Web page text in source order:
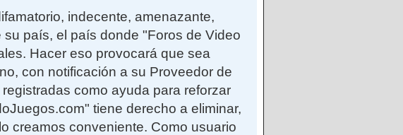
indecente, amenazante,
país, el país donde "Foros de Video
Hacer eso provocará que sea
con notificación a su Proveedor de
como ayuda para reforzar
tiene derecho a eliminar,
creamos conveniente. Como usuario